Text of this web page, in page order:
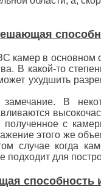
камер в основном
В какой-то
ухудшить
В
полученное с
этого же
случае когда
для
способность